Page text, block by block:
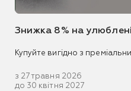
Знижка 8% на
Купуйте вигідно з
з 27 травня 2026
до 30 квітня 2027